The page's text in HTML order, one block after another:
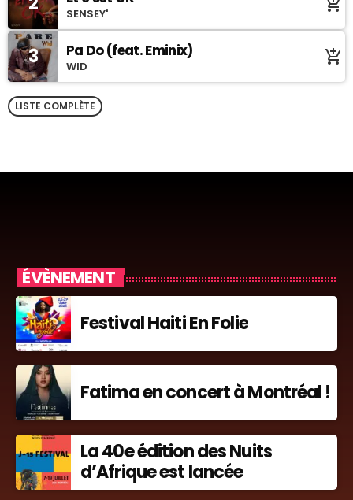
SENSEY' add_shopping_cart
3 Pa Do (feat. Eminix)
WID add_shopping_cart
LISTE COMPLÈTE
ÉVÈNEMENT
Festival Haiti En Folie
Fatima en concert à Montréal !
La 40e édition des Nuits
d’Afrique est lancée